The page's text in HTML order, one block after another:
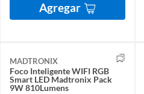
Agregar
MADTRONIX
Foco Inteligente WIFI RGB
Smart LED Madtronix Pack
9W 810Lumens